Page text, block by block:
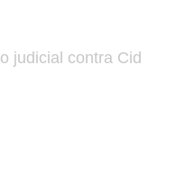
judicial contra Cid